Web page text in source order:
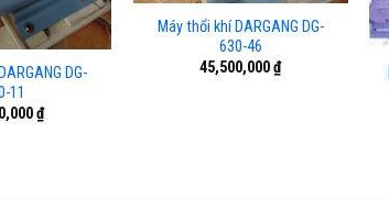
DG-
11
₫
Máy thổi khí DARGANG DG-
630-46
45,500,000₫